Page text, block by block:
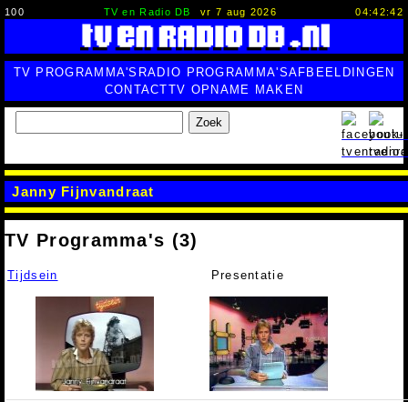
100 TV en Radio DB vr 7 aug 2026 04:42:43
TV PROGRAMMA'S RADIO PROGRAMMA'SAFBEELDINGEN
CONTACTTV OPNAME MAKEN
Zoek
Janny Fijnvandraat
TV Programma's (3)
Tijdsein Presentatie